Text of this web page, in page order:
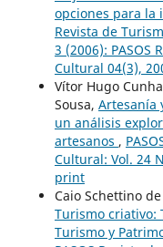
opciones para
Revista de
3 (2006): PASOS
Cultural 04(3),
Vítor Hugo
Sousa, Artesanía
un análisis
artesanos ,
Cultural: Vol. 24
print
Caio Schettino
Turismo criativo:
Turismo y